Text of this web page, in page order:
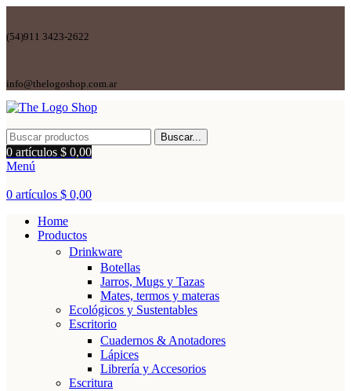
(54)911 3423-2622
info@thelogoshop.com.ar
Buscar...
0 artículos $ 0,00
Menú
0 artículos $ 0,00
Home
Productos
Drinkware
Botellas
Jarros, Mugs y Tazas
Mates, termos y materas
Ecológicos y Sustentables
Escritorio
Cuadernos & Anotadores
Lápices
Librería y Accesorios
Escritura